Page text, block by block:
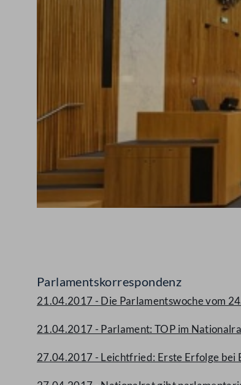
Parlamentskorrespondenz
21.04.2017 - Die Parlamentswoche vom
21.04.2017 - Parlament: TOP im
27.04.2017 - Leichtfried: Erste Erfolge